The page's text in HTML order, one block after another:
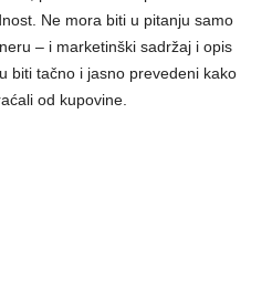
Ne mora biti u pitanju samo
– i marketinški sadržaj i opis
biti tačno i jasno prevedeni kako
od kupovine.